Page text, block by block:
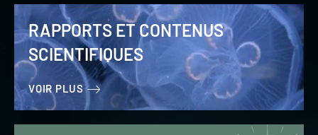
RAPPORTS ET CONTENUS
SCIENTIFIQUES
VOIR PLUS